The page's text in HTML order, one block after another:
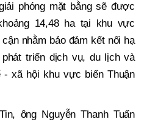
phóng mặt bằng sẽ được
14,48 ha tại khu vực
nhằm bảo đảm kết nối hạ
triển dịch vụ, du lịch và
xã hội khu vực biển Thuận
ông Nguyễn Thanh Tuấn